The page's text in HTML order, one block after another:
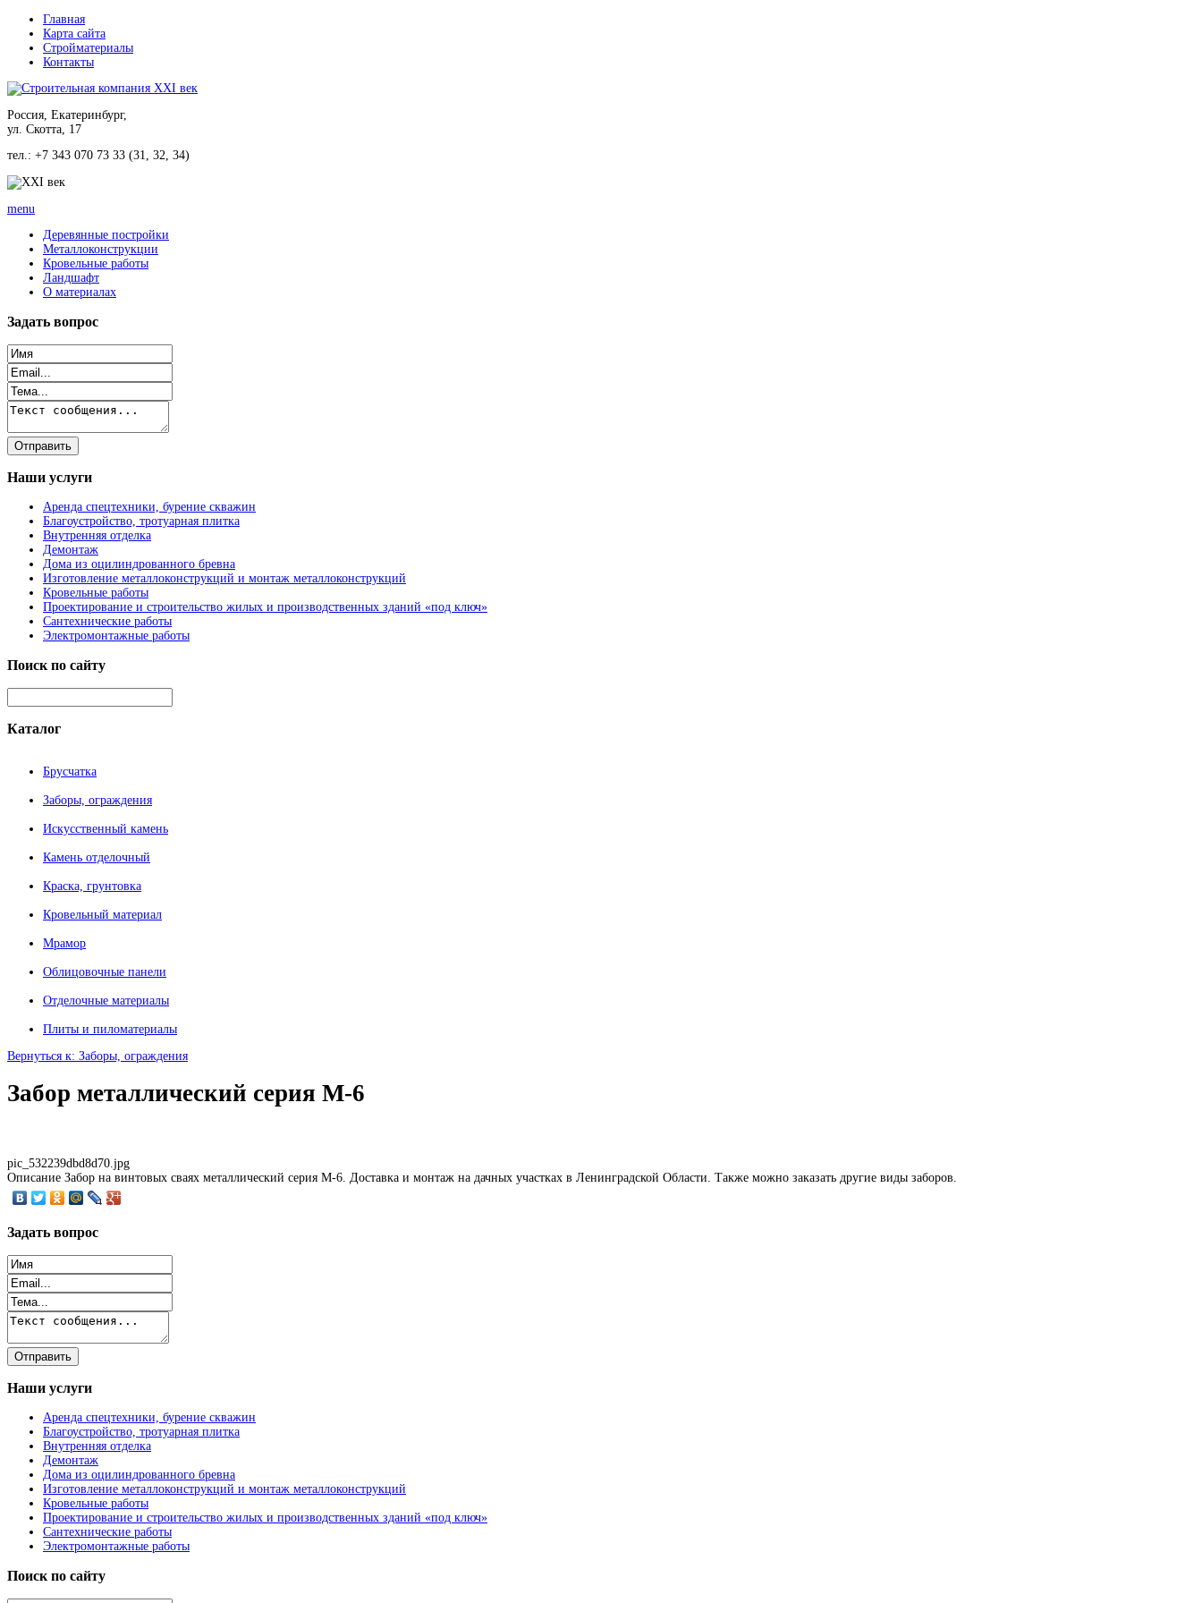
Главная
Карта сайта
Стройматериалы
Контакты
Россия, Екатеринбург,
ул. Скотта, 17
тел.: +7 343 070 73 33 (31, 32, 34)
menu
Деревянные постройки
Металлоконструкции
Кровельные работы
Ландшафт
О материалах
Задать вопрос
Наши услуги
Аренда спецтехники, бурение скважин
Благоустройство, тротуарная плитка
Внутренняя отделка
Демонтаж
Дома из оцилиндрованного бревна
Изготовление металлоконструкций и монтаж металлоконструкций
Кровельные работы
Проектирование и строительство жилых и производственных зданий «под ключ»
Сантехнические работы
Электромонтажные работы
Поиск по сайту
Каталог
Брусчатка
Заборы, ограждения
Искусственный камень
Камень отделочный
Краска, грунтовка
Кровельный материал
Мрамор
Облицовочные панели
Отделочные материалы
Плиты и пиломатериалы
Вернуться к: Заборы, ограждения
Забор металлический серия М-6
pic_532239dbd8d70.jpg
Описание Забор на винтовых сваях металлический серия М-6. Доставка и монтаж на дачных участках в Ленинградской Области. Также можно заказать другие виды заборов.
Задать вопрос
Наши услуги
Аренда спецтехники, бурение скважин
Благоустройство, тротуарная плитка
Внутренняя отделка
Демонтаж
Дома из оцилиндрованного бревна
Изготовление металлоконструкций и монтаж металлоконструкций
Кровельные работы
Проектирование и строительство жилых и производственных зданий «под ключ»
Сантехнические работы
Электромонтажные работы
Поиск по сайту